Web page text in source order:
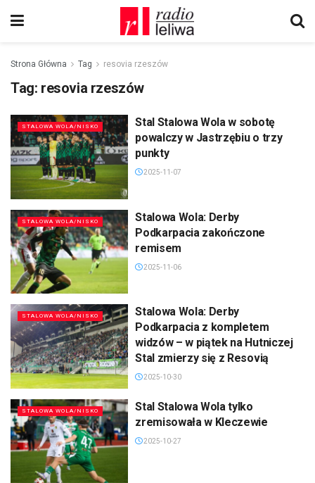
Strona Główna Tag resovia rzeszów
Tag: resovia rzeszów
STALOWA WOLA/NISKO
Stal Stalowa Wola w sobotę
powalczy w Jastrzębiu o trzy
punkty
2025-11-07
STALOWA WOLA/NISKO
Stalowa Wola: Derby
Podkarpacia zakończone
remisem
2025-11-06
STALOWA WOLA/NISKO
Stalowa Wola: Derby
Podkarpacia z kompletem
widzów – w piątek na Hutniczej
Stal zmierzy się z Resovią
2025-10-30
STALOWA WOLA/NISKO
Stal Stalowa Wola tylko
zremisowała w Kleczewie
2025-10-27